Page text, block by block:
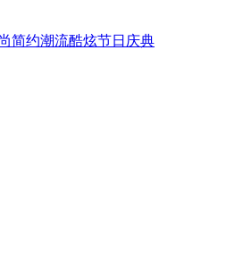
简约潮流酷炫节日庆典